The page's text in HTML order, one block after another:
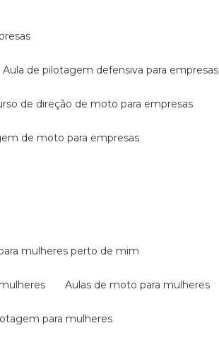
aula de pilotagem defensiva para empresas
de direção de moto para empresas
de moto para empresas
mulheres perto de mim
aulas de moto para mulheres
para mulheres